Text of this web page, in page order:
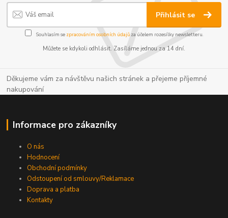
Přihlásit se
Souhlasím se zpracováním osobních údajůza účelem rozesílky newsletteru.
Můžete se kdykoli odhlásit. Zasíláme jednou za 14 dní.
Děkujeme vám za návštěvu našich stránek a přejeme příjemné
nakupování
Informace pro zákazníky
O nás
Hodnocení
Obchodní podmínky
Odstoupení od smlouvy/Reklamace
Doprava a platba
Kontakty